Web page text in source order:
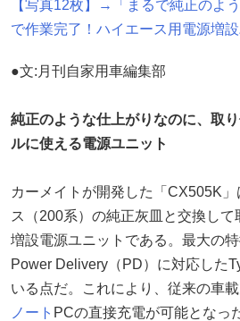
【写真12枚】→「まるで純正のよ
で作業完了！ハイエース用電源増
●文:月刊自家用車編集部
純正のような仕上がりなのに、取
ルに使える電源ユニット
カーメイトが開発した「CX505K」
ス（200系）の純正灰皿と交換し
増設電源ユニットである。最大の
Power Delivery（PD）に対応した
いる点だ。これにより、従来の車
ノート PCの直接充電が可能となっ